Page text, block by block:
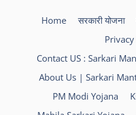
Home सरकारी योजना
Contact US : Sarkari
About Us | Sarkari
PM Modi Yojana